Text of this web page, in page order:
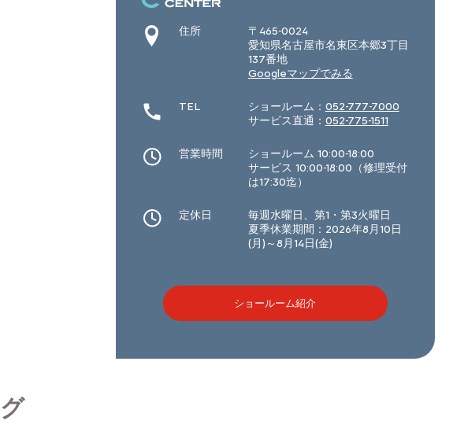
住所
〒465-0024
愛知県名古屋市名東区本郷3丁目
137番地
Googleマップでみる
TEL ショールーム： 052-777-7000
サービス直通： 052-775-1511
営業時間
ショールーム 10:00-18:00
サービス 10:00-18:00（修理受付
は17:30迄）
定休日
毎週水曜日、第1・第3火曜日
夏季休業期間：2026年8月10日
(月)～8月14日(金)
ショールーム紹介